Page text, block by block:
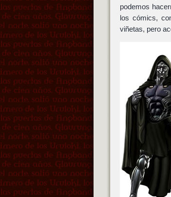
podemos
los cómics,
viñetas, pero